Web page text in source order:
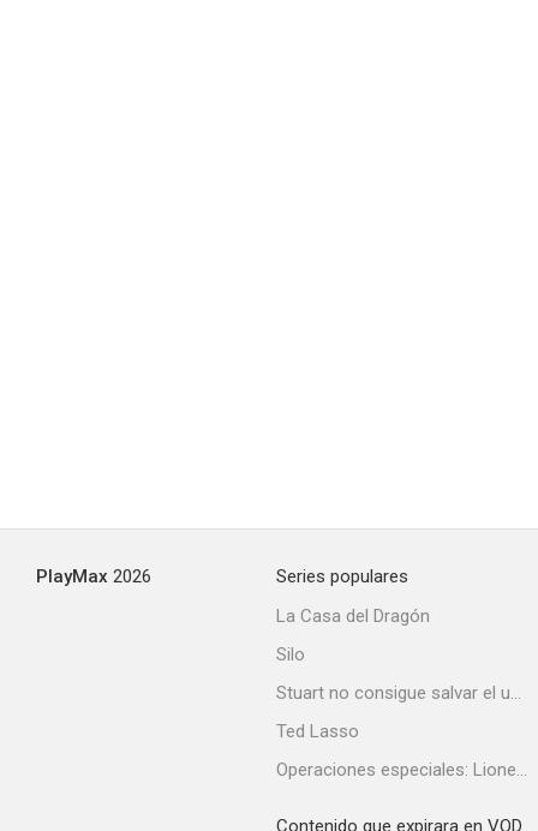
PlayMax 2026
Series populares
La Casa del Dragón
Silo
Stuart no consigue salvar el universo
Ted Lasso
Operaciones especiales: Lioness
Contenido que expirara en VOD